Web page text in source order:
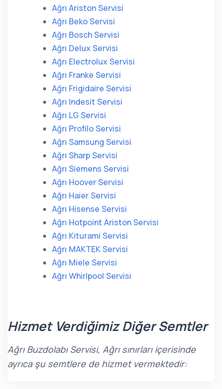
Ağrı Ariston Servisi
Ağrı Beko Servisi
Ağrı Bosch Servisi
Ağrı Delux Servisi
Ağrı Electrolux Servisi
Ağrı Franke Servisi
Ağrı Frigidaire Servisi
Ağrı Indesit Servisi
Ağrı LG Servisi
Ağrı Profilo Servisi
Ağrı Samsung Servisi
Ağrı Sharp Servisi
Ağrı Siemens Servisi
Ağrı Hoover Servisi
Ağrı Haier Servisi
Ağrı Hisense Servisi
Ağrı Hotpoint Ariston Servisi
Ağrı Kiturami Servisi
Ağrı MAKTEK Servisi
Ağrı Miele Servisi
Ağrı Whirlpool Servisi
Hizmet Verdiğimiz Diğer Semtler
Ağrı Buzdolabı Servisi, Ağrı sınırları içerisinde
ayrıca şu semtlere de hizmet vermektedir: